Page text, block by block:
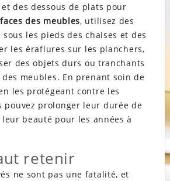
des dessous de plats pour
des meubles, utilisez des
les pieds des chaises et des
les éraflures sur les planchers,
des objets durs ou tranchants
meubles. En prenant soin de
les protégeant contre les
pouvez prolonger leur durée de
beauté pour les années à
retenir
ne sont pas une fatalité, et